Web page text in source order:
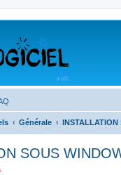
Générale INSTALLATION
SOUS